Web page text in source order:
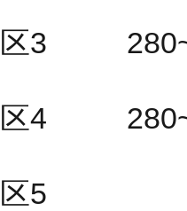
区3 280~
区4 280~
区5